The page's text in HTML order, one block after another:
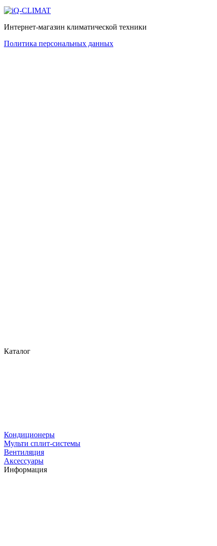
Интернет-магазин климатической техники
Политика персональных данных
Каталог
Кондиционеры
Мульти сплит-системы
Вентиляция
Аксессуары
Информация